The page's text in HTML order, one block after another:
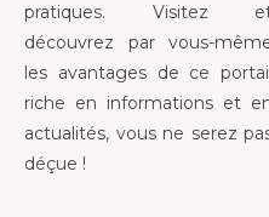
pratiques. Visitez
découvrez par vous-
les avantages de ce
riche en informations et
actualités, vous ne serez
déçue !